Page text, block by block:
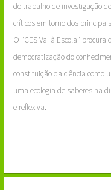
do trabalho de investigação
críticos em torno dos
O "CES Vai à Escola"
democratização do
constituição da ciência como
uma ecologia de saberes na
e reflexiva.